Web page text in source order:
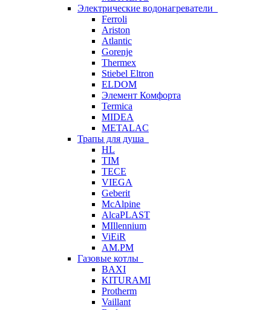
Электрические водонагреватели
Ferroli
Ariston
Atlantic
Gorenje
Thermex
Stiebel Eltron
ELDOM
Элемент Комфорта
Termica
MIDEA
METALAC
Трапы для душа
HL
TIM
TECE
VIEGA
Geberit
McAlpine
AlcaPLAST
MIllennium
ViEiR
AM.PM
Газовые котлы
BAXI
KITURAMI
Protherm
Vaillant